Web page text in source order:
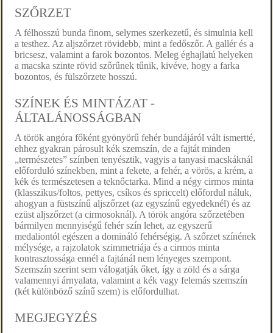
SZŐRZET
A félhosszú bunda finom, selymes szerkezetű, és simulnia kell
a testhez. Az aljszőrzet rövidebb, mint a fedőszőr. A gallér és a
bricsesz, valamint a farok bozontos. Meleg éghajlatú helyeken
a macska szinte rövid szőrűnek tűnik, kivéve, hogy a farka
bozontos, és fülszőrzete hosszú.
SZÍNEK ÉS MINTÁZAT -
ÁLTALÁNOSSÁGBAN
A török angóra főként gyönyörű fehér bundájáról vált ismertté,
ehhez gyakran párosult kék szemszín, de a fajtát minden
„természetes” színben tenyésztik, vagyis a tanyasi macskáknál
előforduló színekben, mint a fekete, a fehér, a vörös, a krém, a
kék és természetesen a teknőctarka. Mind a négy cirmos minta
(klasszikus/foltos, pettyes, csíkos és spriccelt) előfordul náluk,
ahogyan a füstszínű aljszőrzet (az egyszínű egyedeknél) és az
ezüst aljszőrzet (a cirmosoknál). A török angóra szőrzetében
bármilyen mennyiségű fehér szín lehet, az egyszerű
medaliontól egészen a domináló fehérségig. A szőrzet színének
mélysége, a rajzolatok szimmetriája és a cirmos minta
kontrasztossága ennél a fajtánál nem lényeges szempont.
Szemszín szerint sem válogatják őket, így a zöld és a sárga
valamennyi árnyalata, valamint a kék vagy felemás szemszín
(két különböző színű szem) is előfordulhat.
MEGJEGYZÉS